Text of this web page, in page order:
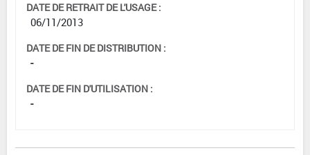
DATE DE RETRAIT DE L'USAGE :
06/11/2013
DATE DE FIN DE DISTRIBUTION :
-
DATE DE FIN D'UTILISATION :
-